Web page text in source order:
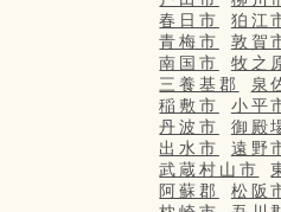
春日市
狛江
青梅市
敦賀
南国市
牧之
三養基郡
泉
稲敷市
小平
丹波市
御殿
出水市
遠野
武蔵村山市
阿蘇郡
松阪